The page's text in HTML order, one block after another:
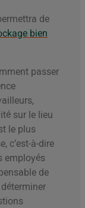
de
bien
passer
sur le lieu
le plus
c’est-à-dire
employés
de